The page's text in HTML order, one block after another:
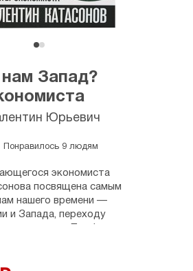
Запад?
Юрьевич
Понравилось 9 людям
экономиста
посвящена самым
нашего времени —
и Запада, переходу
истоки нынешней